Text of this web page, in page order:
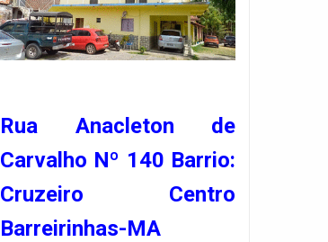
Rua Anacleton de
Carvalho Nº 140 Barrio:
Cruzeiro Centro
Barreirinhas-MA